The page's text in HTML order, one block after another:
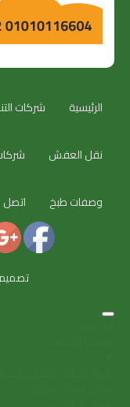
الرئيسية شركات
نقل العفش
وصفات طبخ اتصل